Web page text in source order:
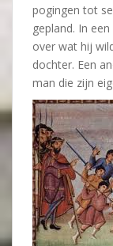
pogingen tot
gepland. In
over wat hij
dochter. Een
man die zijn